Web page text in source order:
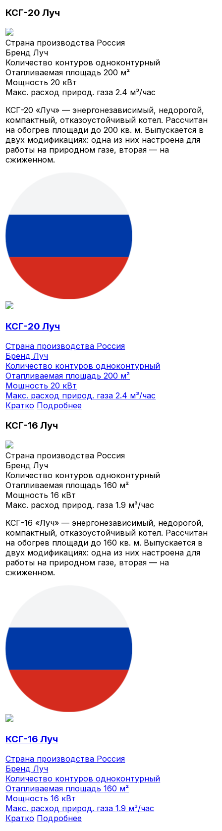
КСГ-20 Луч
Страна производства Россия
БрендЛуч
Количество контуроводноконтурный
Отапливаемая площадь200 м²
Мощность20 кВт
Макс. расход природ. газа2.4 м³/час
КСГ-20 «Луч» — энергонезависимый, недорогой,
компактный, отказоустойчивый котел. Рассчитан
на обогрев площади до 200 кв. м. Выпускается в
двух модификациях: одна из них настроена для
работы на природном газе, вторая — на
сжиженном.
КСГ-20 Луч
Страна производства Россия
БрендЛуч
Количество контуроводноконтурный
Отапливаемая площадь200 м²
Мощность20 кВт
Макс. расход природ. газа2.4 м³/час
Кратко Подробнее
КСГ-16 Луч
Страна производства Россия
БрендЛуч
Количество контуроводноконтурный
Отапливаемая площадь160 м²
Мощность16 кВт
Макс. расход природ. газа1.9 м³/час
КСГ-16 «Луч» — энергонезависимый, недорогой,
компактный, отказоустойчивый котел. Рассчитан
на обогрев площади до 160 кв. м. Выпускается в
двух модификациях: одна из них настроена для
работы на природном газе, вторая — на
сжиженном.
КСГ-16 Луч
Страна производства Россия
БрендЛуч
Количество контуроводноконтурный
Отапливаемая площадь160 м²
Мощность16 кВт
Макс. расход природ. газа1.9 м³/час
Кратко Подробнее